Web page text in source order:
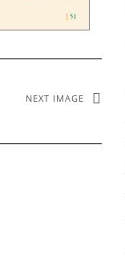
NEXT IMAGE